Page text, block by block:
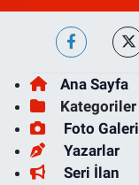
Ana Sayfa
Kategoriler
Foto Galeri
Yazarlar
Seri İlan